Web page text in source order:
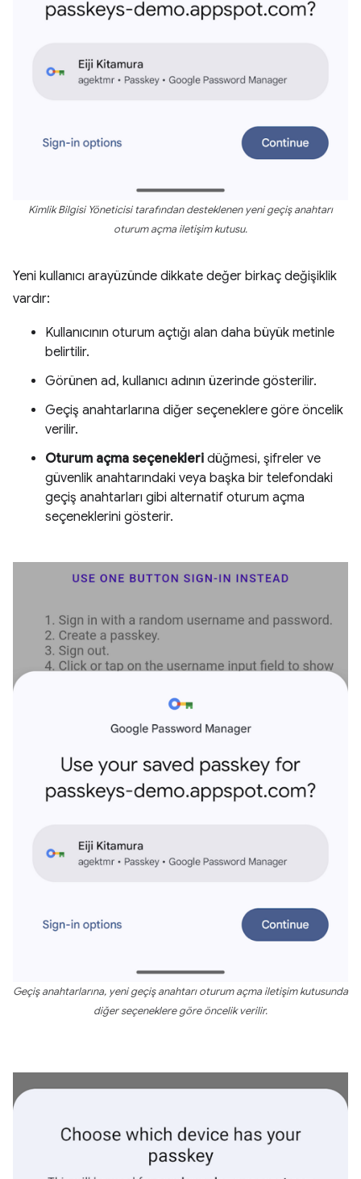
Kimlik Bilgisi Yöneticisi tarafından desteklenen yeni geçiş anahtarı
oturum açma iletişim kutusu.
Yeni kullanıcı arayüzünde dikkate değer birkaç değişiklik
vardır:
Kullanıcının oturum açtığı alan daha büyük metinle
belirtilir.
Görünen ad, kullanıcı adının üzerinde gösterilir.
Geçiş anahtarlarına diğer seçeneklere göre öncelik
verilir.
Oturum açma seçenekleri düğmesi, şifreler ve
güvenlik anahtarındaki veya başka bir telefondaki
geçiş anahtarları gibi alternatif oturum açma
seçeneklerini gösterir.
Geçiş anahtarlarına, yeni geçiş anahtarı oturum açma iletişim kutusunda
diğer seçeneklere göre öncelik verilir.